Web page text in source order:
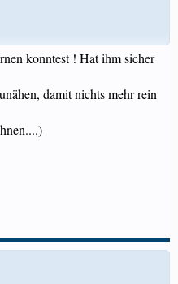
konntest ! Hat ihm sicher
damit nichts mehr rein